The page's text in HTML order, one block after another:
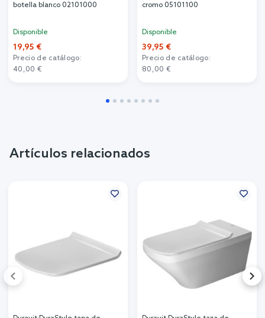
botella blanco 02101000
Disponible
19,95 €
Precio de catálogo:
40,00 €
cromo 05101100
Disponible
39,95 €
Precio de catálogo:
80,00 €
Artículos relacionados